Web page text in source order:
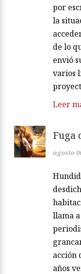
por
la
de lo
envió
varios
Leer
Fuga
agosto
llama
acción
años